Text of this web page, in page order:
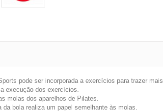
pode ser incorporada a exercícios para trazer mais
execução dos exercícios.
molas dos aparelhos de Pilates.
da bola realiza um papel semelhante às molas.